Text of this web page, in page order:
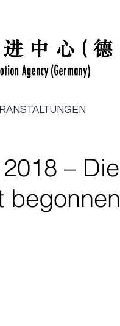
– Die
begonnen